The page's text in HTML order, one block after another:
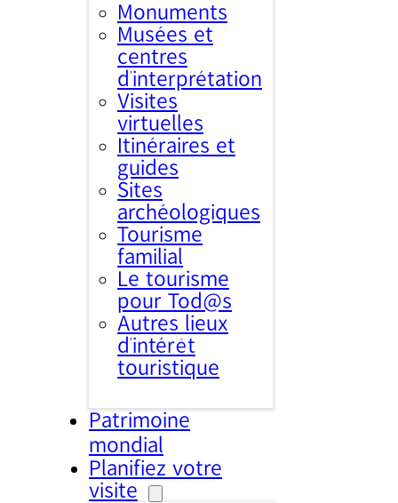
Monuments
Musées et
centres
d’interprétation
Visites
virtuelles
Itinéraires et
guides
Sites
archéologiques
Tourisme
familial
Le tourisme
pour Tod@s
Autres lieux
d'intérêt
touristique
Patrimoine
mondial
Planifiez votre
visite